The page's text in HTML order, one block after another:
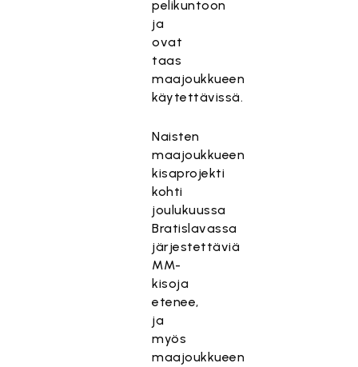
pelikuntoon
ja
ovat
taas
maajoukkueen
käytettävissä.
Naisten
maajoukkueen
kisaprojekti
kohti
joulukuussa
Bratislavassa
järjestettäviä
MM-
kisoja
etenee,
ja
myös
maajoukkueen